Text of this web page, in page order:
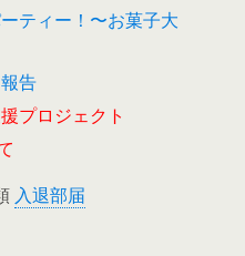
ティー！〜お菓子大
告
プロジェクト
入退部届